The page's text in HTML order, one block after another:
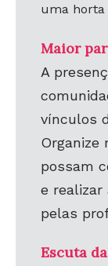
uma horta
Maior
A
vínculos
Organize
possam
e realizar
pelas
Escuta